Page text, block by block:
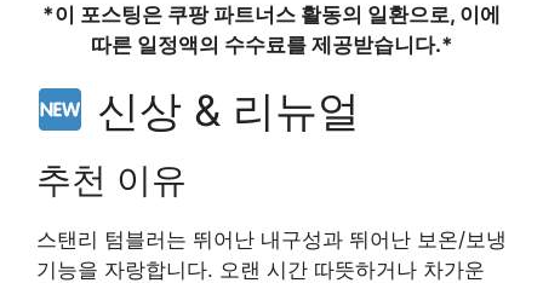
*이 포스팅은 쿠팡 파트너스 활동의 일환으로, 이에
따른 일정액의 수수료를 제공받습니다.*
신상 & 리뉴얼
추천 이유
스탠리 텀블러는 뛰어난 내구성과 뛰어난 보온/보냉
기능을 자랑합니다. 오랜 시간 따뜻하거나 차가운